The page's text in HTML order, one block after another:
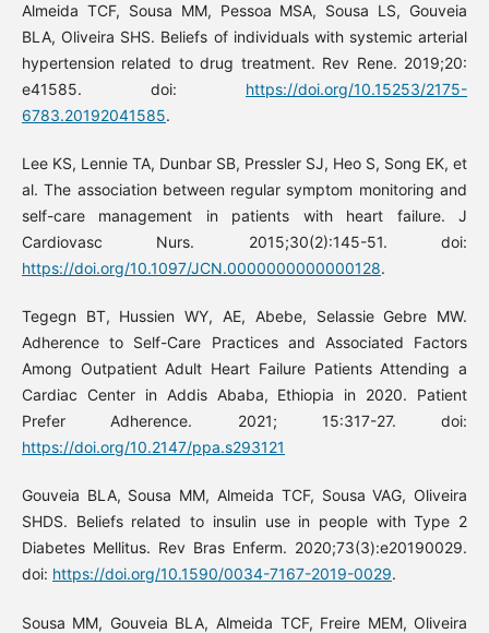
Almeida TCF, Sousa MM, Pessoa MSA, Sousa LS, Gouveia
BLA, Oliveira SHS. Beliefs of individuals with systemic arterial
hypertension related to drug treatment. Rev Rene. 2019;20:
e41585. doi: https://doi.org/10.15253/2175-
6783.20192041585.
Lee KS, Lennie TA, Dunbar SB, Pressler SJ, Heo S, Song EK, et
al. The association between regular symptom monitoring and
self-care management in patients with heart failure. J
Cardiovasc Nurs. 2015;30(2):145-51. doi:
https://doi.org/10.1097/JCN.0000000000000128.
Tegegn BT, Hussien WY, AE, Abebe, Selassie Gebre MW.
Adherence to Self-Care Practices and Associated Factors
Among Outpatient Adult Heart Failure Patients Attending a
Cardiac Center in Addis Ababa, Ethiopia in 2020. Patient
Prefer Adherence. 2021; 15:317-27. doi:
https://doi.org/10.2147/ppa.s293121
Gouveia BLA, Sousa MM, Almeida TCF, Sousa VAG, Oliveira
SHDS. Beliefs related to insulin use in people with Type 2
Diabetes Mellitus. Rev Bras Enferm. 2020;73(3):e20190029.
doi: https://doi.org/10.1590/0034-7167-2019-0029.
Sousa MM, Gouveia BLA, Almeida TCF, Freire MEM, Oliveira